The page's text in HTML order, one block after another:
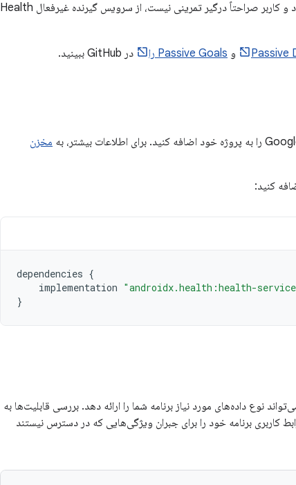
سلامتی و تناسب اندام دارید، زمانی که برنامه شما اجرا نمی‌شود و کاربر صراحتاً درگیر تمرینی نیست، از سرویس گیرنده غیرفعال Health
Passive و Passive Goals را در GitHub ببینید.
مخزن
کنید:
dependencies {
implementation "androidx.health:health-
}
نوع داده‌های مورد نیاز برنامه شما را ارائه دهد. بررسی قابلیت‌ها به
کاربری برنامه خود را برای جبران ویژگی‌هایی که در دسترس نیستند